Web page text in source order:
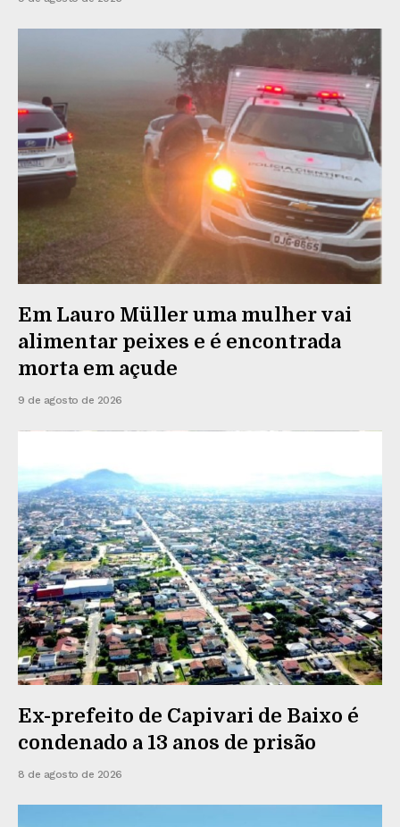
Em Lauro Müller uma mulher vai
alimentar peixes e é encontrada
morta em açude
9 de agosto de 2026
Ex-prefeito de Capivari de Baixo é
condenado a 13 anos de prisão
8 de agosto de 2026